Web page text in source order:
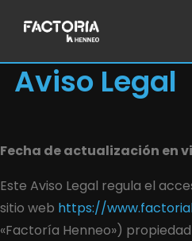
Aviso Legal
Fecha de actualización en
Este Aviso Legal regula el
sitio web https://
«Factoría Henneo»)